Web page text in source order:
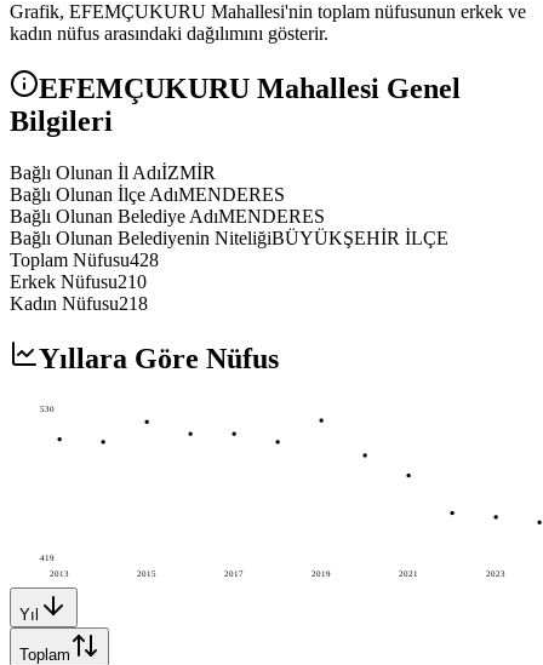
Grafik, EFEMÇUKURU Mahallesi'nin toplam nüfusunun erkek ve
kadın nüfus arasındaki dağılımını gösterir.
EFEMÇUKURU Mahallesi Genel
Bilgileri
Bağlı Olunan İl AdıİZMİR
Bağlı Olunan İlçe AdıMENDERES
Bağlı Olunan Belediye AdıMENDERES
Bağlı Olunan Belediyenin NiteliğiBÜYÜKŞEHİR İLÇE
Toplam Nüfusu428
Erkek Nüfusu210
Kadın Nüfusu218
Yıllara Göre Nüfus
2013 2015 2017 2019 2021 2023
530
419
Yıl
Toplam